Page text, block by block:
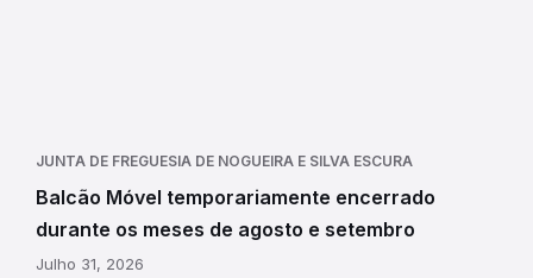
JUNTA DE FREGUESIA DE NOGUEIRA E SILVA ESCURA
Balcão Móvel temporariamente encerrado
durante os meses de agosto e setembro
Julho 31, 2026